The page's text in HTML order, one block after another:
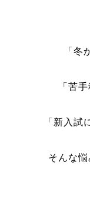
「冬
「苦
「新入試
そんな悩